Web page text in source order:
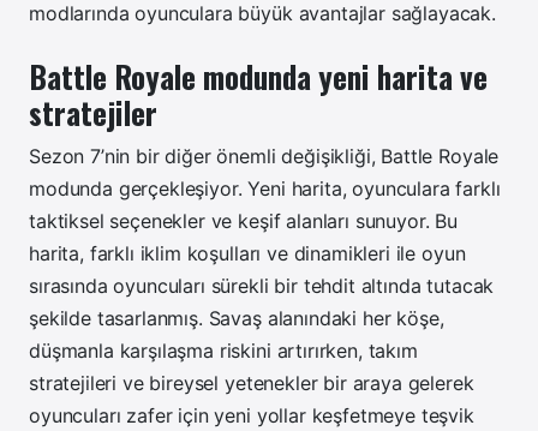
modlarında oyunculara büyük avantajlar sağlayacak.
Battle Royale modunda yeni harita ve
stratejiler
Sezon 7’nin bir diğer önemli değişikliği, Battle Royale
modunda gerçekleşiyor. Yeni harita, oyunculara farklı
taktiksel seçenekler ve keşif alanları sunuyor. Bu
harita, farklı iklim koşulları ve dinamikleri ile oyun
sırasında oyuncuları sürekli bir tehdit altında tutacak
şekilde tasarlanmış. Savaş alanındaki her köşe,
düşmanla karşılaşma riskini artırırken, takım
stratejileri ve bireysel yetenekler bir araya gelerek
oyuncuları zafer için yeni yollar keşfetmeye teşvik